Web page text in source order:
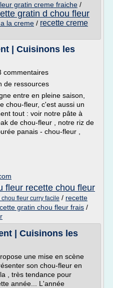
gratin creme fraiche /
gratin d chou fleur
la creme / recette creme
| Cuisinons les
commentaires
de ressources
entre en pleine saison,
chou-fleur, c'est aussi un
tout : voir notre pâte à
de chou-fleur , notre riz de
panais - chou-fleur ,
fleur recette chou fleur
chou fleur curry facile / recette
gratin chou fleur frais /
| Cuisinons les
une mise en scène
son chou-fleur en
, très tendance pour
année... L'année